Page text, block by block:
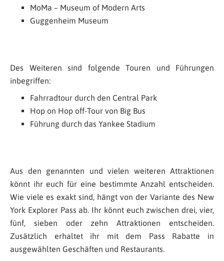
MoMa – Museum of Modern Arts
Guggenheim Museum
Des Weiteren sind folgende Touren und Führungen
inbegriffen:
Fahrradtour durch den Central Park
Hop on Hop off-Tour von Big Bus
Führung durch das Yankee Stadium
Aus den genannten und vielen weiteren Attraktionen
könnt ihr euch für eine bestimmte Anzahl entscheiden.
Wie viele es exakt sind, hängt von der Variante des New
York Explorer Pass ab. Ihr könnt euch zwischen drei, vier,
fünf, sieben oder zehn Attraktionen entscheiden.
Zusätzlich erhaltet ihr mit dem Pass Rabatte in
ausgewählten Geschäften und Restaurants.